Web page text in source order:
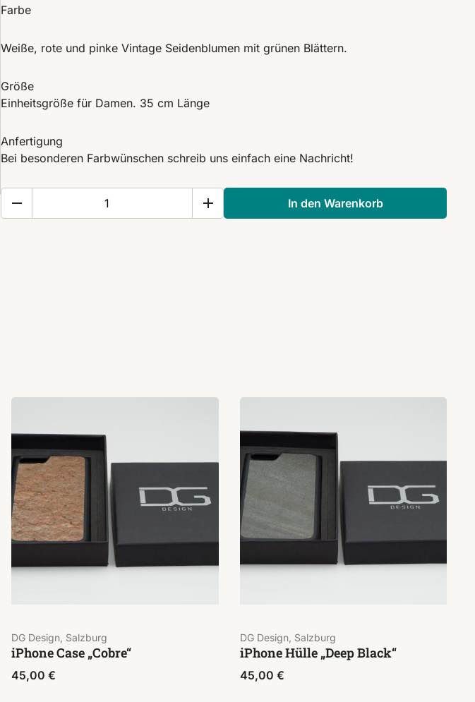
Farbe
Weiße, rote und pinke Vintage Seidenblumen mit grünen Blättern.
Größe
Einheitsgröße für Damen. 35 cm Länge
Anfertigung
Bei besonderen Farbwünschen schreib uns einfach eine Nachricht!
In den Warenkorb
DG Design, Salzburg
iPhone Case „Cobre“
45,00 €
DG Design, Salzburg
iPhone Hülle „Deep Black“
45,00 €